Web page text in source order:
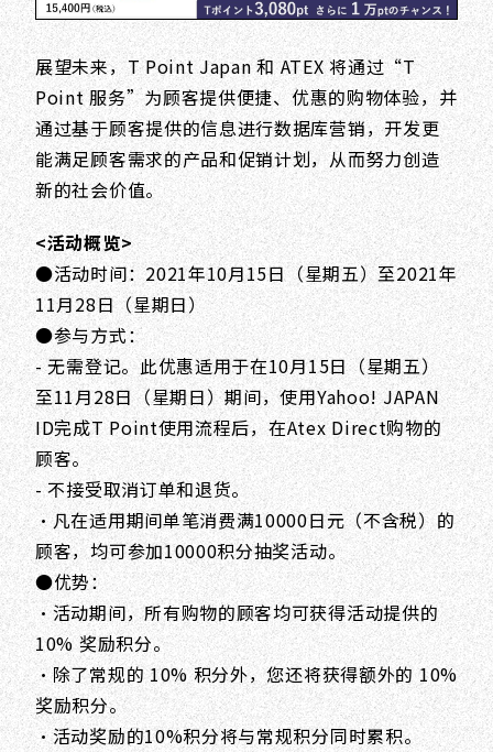
展望未来，T Point Japan 和 ATEX 将通过“T
Point 服务”为顾客提供便捷、优惠的购物体验，并
通过基于顾客提供的信息进行数据库营销，开发更
能满足顾客需求的产品和促销计划，从而努力创造
新的社会价值。
<活动概览>
●活动时间：2021年10月15日（星期五）至2021年
11月28日（星期日）
●参与方式：
- 无需登记。此优惠适用于在10月15日（星期五）
至11月28日（星期日）期间，使用Yahoo! JAPAN
ID完成T Point使用流程后，在Atex Direct购物的
顾客。
- 不接受取消订单和退货。
・凡在适用期间单笔消费满10000日元（不含税）的
顾客，均可参加10000积分抽奖活动。
●优势：
・活动期间，所有购物的顾客均可获得活动提供的
10% 奖励积分。
・除了常规的 10% 积分外，您还将获得额外的 10%
奖励积分。
・活动奖励的10%积分将与常规积分同时累积。